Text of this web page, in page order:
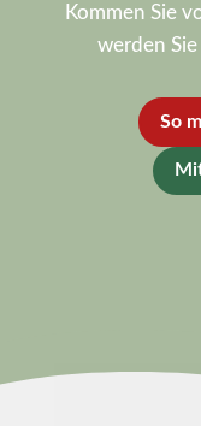
Kommen Sie
werden
So